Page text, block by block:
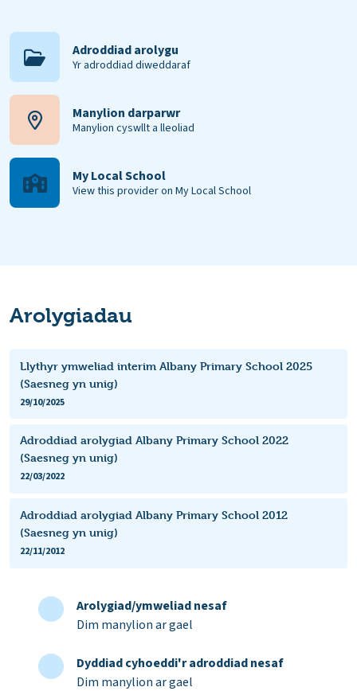
Adroddiad arolygu
Yr adroddiad diweddaraf
Manylion darparwr
Manylion cyswllt a lleoliad
My Local School
View this provider on My Local School
Arolygiadau
Llythyr ymweliad interim Albany Primary School 2025
(Saesneg yn unig)
29/10/2025
Adroddiad arolygiad Albany Primary School 2022
(Saesneg yn unig)
22/03/2022
Adroddiad arolygiad Albany Primary School 2012
(Saesneg yn unig)
22/11/2012
Arolygiad/ymweliad nesaf
Dim manylion ar gael
Dyddiad cyhoeddi'r adroddiad nesaf
Dim manylion ar gael